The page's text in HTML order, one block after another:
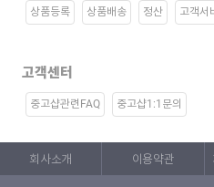
상품등록 상품배송 정산 고객서
고객센터
중고샵관련FAQ 중고샵1:1문의
회사소개 이용약관